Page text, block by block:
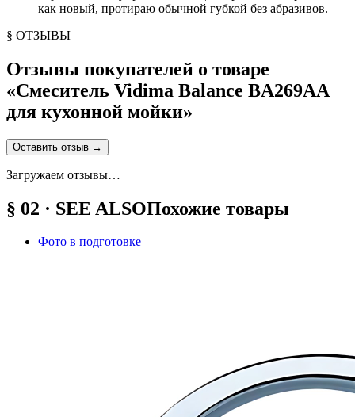
как новый, протираю обычной губкой без абразивов.
§ ОТЗЫВЫ
Отзывы покупателей о товаре
«Смеситель Vidima Balance BA269AA
для кухонной мойки»
Оставить отзыв →
Загружаем отзывы…
§ 02 · SEE ALSOПохожие товары
Фото в подготовке